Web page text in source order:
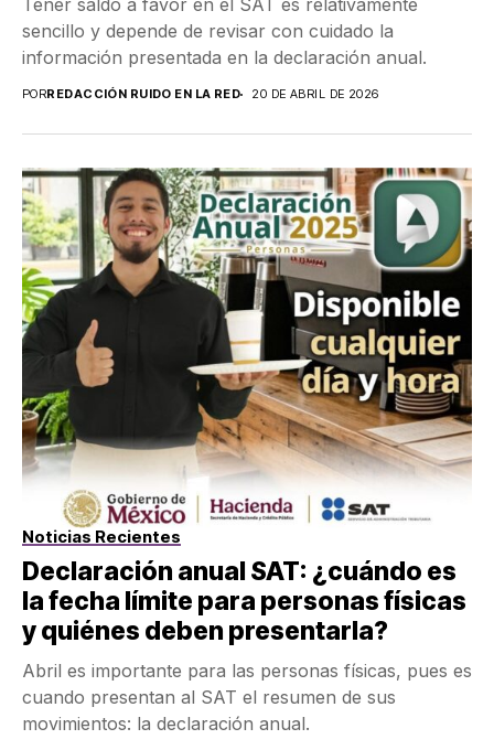
Tener saldo a favor en el SAT es relativamente
sencillo y depende de revisar con cuidado la
información presentada en la declaración anual.
PORREDACCIÓN RUIDO EN LA RED 20 DE ABRIL DE 2026
Noticias Recientes
Declaración anual SAT: ¿cuándo es
la fecha límite para personas físicas
y quiénes deben presentarla?
Abril es importante para las personas físicas, pues es
cuando presentan al SAT el resumen de sus
movimientos: la declaración anual.